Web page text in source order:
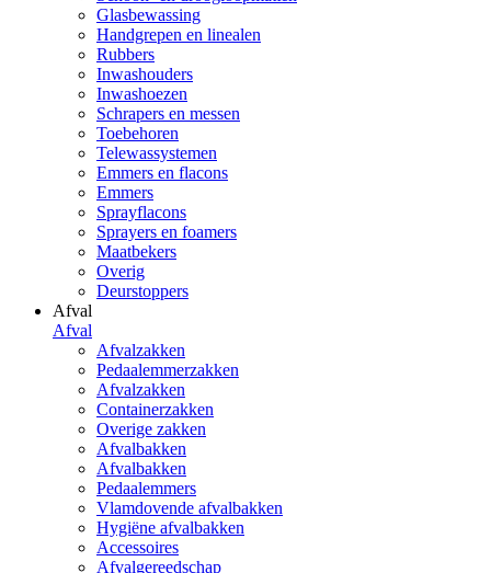
Glasbewassing
Handgrepen en linealen
Rubbers
Inwashouders
Inwashoezen
Schrapers en messen
Toebehoren
Telewassystemen
Emmers en flacons
Emmers
Sprayflacons
Sprayers en foamers
Maatbekers
Overig
Deurstoppers
Afval
Afval
Afvalzakken
Pedaalemmerzakken
Afvalzakken
Containerzakken
Overige zakken
Afvalbakken
Afvalbakken
Pedaalemmers
Vlamdovende afvalbakken
Hygiëne afvalbakken
Accessoires
Afvalgereedschap